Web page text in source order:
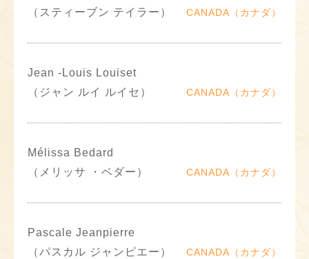
（スティーブン テイラー）
CANADA（カナダ）
Jean -Louis Louiset
（ジャン ルイ ルイセ）
CANADA（カナダ）
Mélissa Bedard
（メリッサ ・ベダー）
CANADA（カナダ）
Pascale Jeanpierre
（パスカル ジャンピエー）
CANADA（カナダ）